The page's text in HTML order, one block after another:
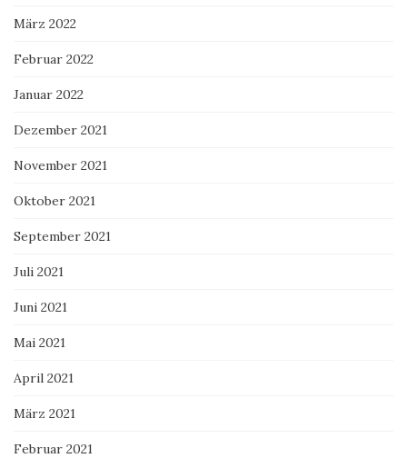
März 2022
Februar 2022
Januar 2022
Dezember 2021
November 2021
Oktober 2021
September 2021
Juli 2021
Juni 2021
Mai 2021
April 2021
März 2021
Februar 2021